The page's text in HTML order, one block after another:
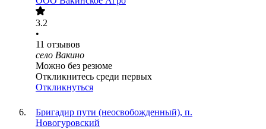
3.2
•
11 отзывов
село Вакино
Можно без резюме
Откликнитесь среди первых
Откликнуться
Бригадир пути (неосвобожденный), п.
Новогуровский